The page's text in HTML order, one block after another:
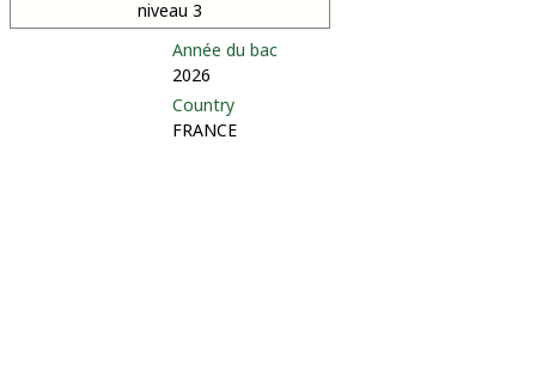
niveau 3
Année du bac
2026
Country
FRANCE